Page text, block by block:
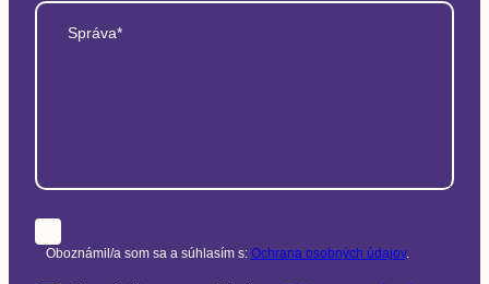
Správa*
Oboznámil/a som sa a súhlasím s: Ochrana osobných údajov.